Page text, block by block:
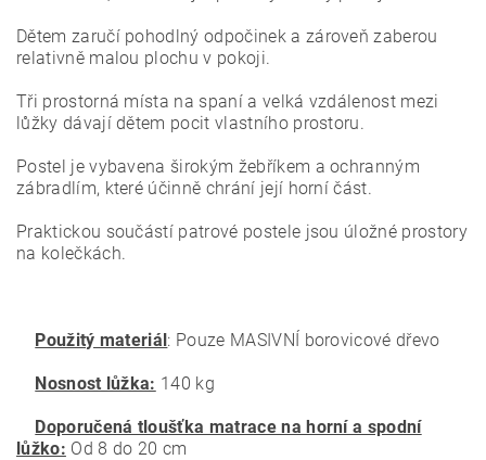
Dětem zaručí pohodlný odpočinek a zároveň zaberou
relativně malou plochu v pokoji.
Tři prostorná místa na spaní a velká vzdálenost mezi
lůžky dávají dětem pocit vlastního prostoru.
Postel je vybavena širokým žebříkem a ochranným
zábradlím, které účinně chrání její horní část.
Praktickou součástí patrové postele jsou úložné prostory
na kolečkách.
Použitý materiál: Pouze MASIVNÍ borovicové dřevo
Nosnost lůžka: 140 kg
Doporučená tloušťka matrace na horní a spodní
lůžko: Od 8 do 20 cm